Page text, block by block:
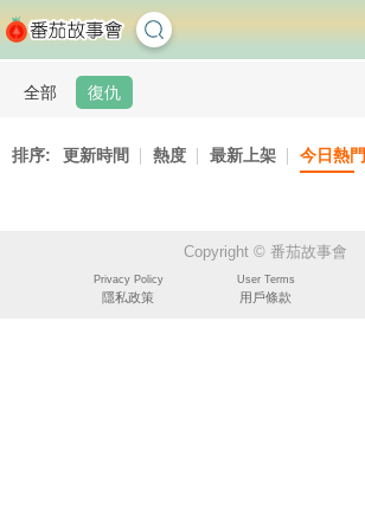
全部 復仇
排序: 更新時間 熱度 最新上架 今日熱門
Copyright © 番茄故事會
Privacy Policy
隱私政策
User Terms
用戶條款